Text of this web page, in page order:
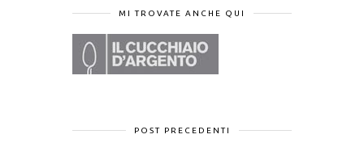
MI TROVATE ANCHE QUI
POST PRECEDENTI